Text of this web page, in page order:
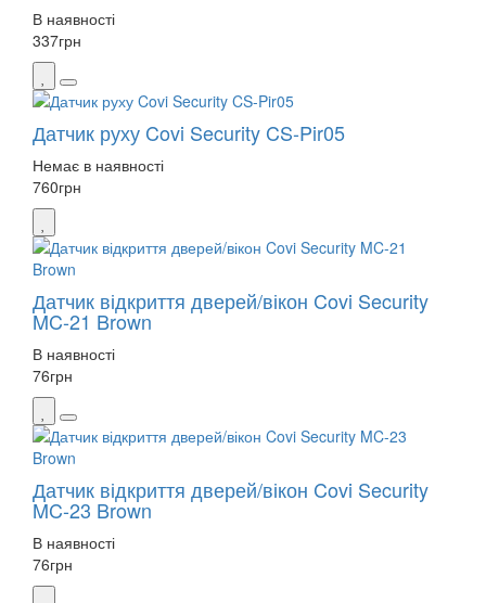
В наявності
337грн
Датчик руху Covi Security CS-Pir05
Немає в наявності
760грн
Датчик відкриття дверей/вікон Covi Security
MC-21 Brown
В наявності
76грн
Датчик відкриття дверей/вікон Covi Security
MC-23 Brown
В наявності
76грн